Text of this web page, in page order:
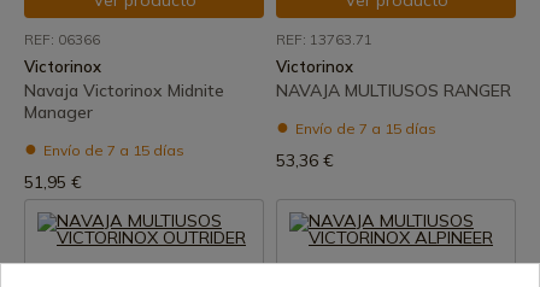
REF: 06366
Victorinox
Navaja Victorinox Midnite
Manager
Envío de 7 a 15 días
51,95 €
REF: 13763.71
Victorinox
NAVAJA MULTIUSOS RANGER
Envío de 7 a 15 días
53,36 €